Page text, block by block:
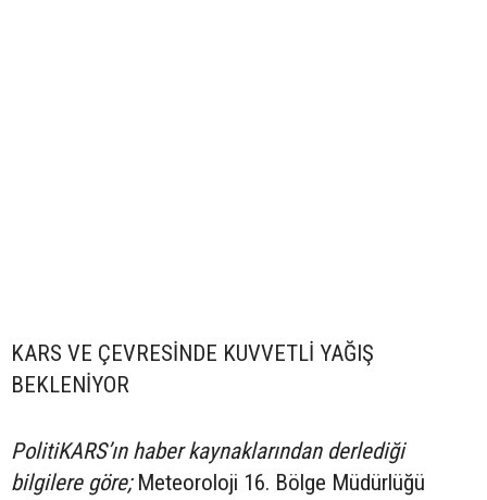
KARS VE ÇEVRESİNDE KUVVETLİ YAĞIŞ
BEKLENİYOR
PolitiKARS’ın haber kaynaklarından derlediği
bilgilere göre;Meteoroloji 16. Bölge Müdürlüğü